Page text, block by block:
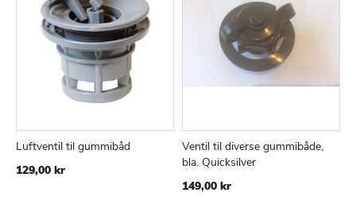
SAMMENLIGN
Luftventil til gummibåd
129,00 kr
Læg i kurv
TILFØJ
Ventil til diverse gummibåde,
bla. Quicksilver
149,00 kr